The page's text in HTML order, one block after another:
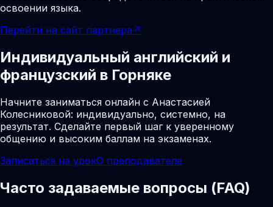
освоении языка.
Перейти на сайт партнера ↗
Индивидуальный английский и
французский в Горняке
Начните заниматься онлайн с Анастасией
Колесниковой: индивидуально, системно, на
результат. Сделайте первый шаг к уверенному
общению и высоким баллам на экзаменах.
Записаться на урокО преподавателе
Часто задаваемые вопросы (FAQ)